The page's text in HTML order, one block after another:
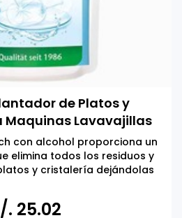
de Platos y
Maquinas Lavavajillas
750 ML
con alcohol proporciona un
elimina todos los residuos y
y cristalería dejándolas
en ALEMANIA
no daña la piel.
. 25.02